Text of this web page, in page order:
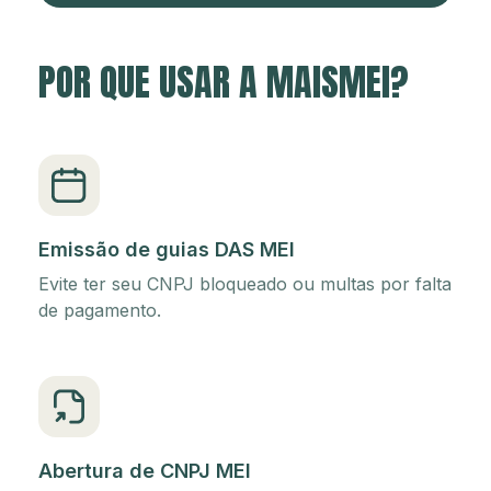
POR QUE USAR A MAISMEI?
Emissão de guias DAS MEI
Evite ter seu CNPJ bloqueado ou multas por falta
de pagamento.
Abertura de CNPJ MEI